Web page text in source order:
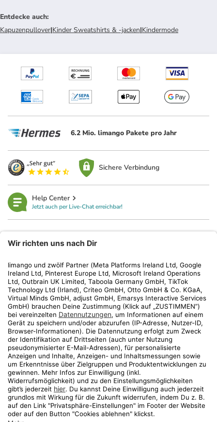
Entdecke auch:
Kapuzenpullover|Kinder Sweatshirts & -jacken|Kindermode
6.2 Mio. limango Pakete pro Jahr
Sichere Verbindung
Help Center
Jetzt auch per Live-Chat erreichbar!
Kundenservice
Shop
Aktionen
Travel